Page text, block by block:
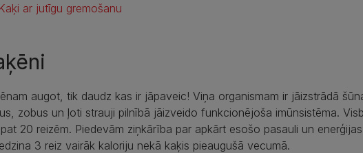
Kaķi ar jutīgu gremošanu
augot, tik daudz kas ir jāpaveic! Viņa organismam ir jāizstrādā
zobus un ļoti strauji pilnībā jāizveido funkcionējoša imūnsistēma.
20 reizēm. Piedevām ziņkārība par apkārt esošo pasauli un
3 reiz vairāk kaloriju nekā kaķis pieaugušā vecumā.